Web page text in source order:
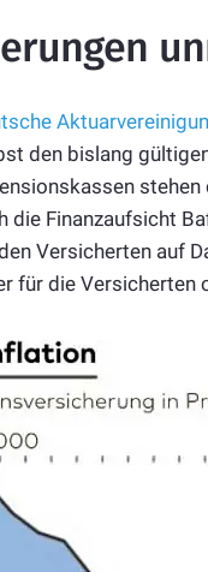
den bislang
stehen
die Finanzaufsicht
Versicherten auf
für die Versicherten